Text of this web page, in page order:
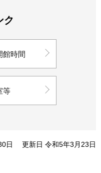
ク
館時間
等
日 更新日 令和5年3月23日